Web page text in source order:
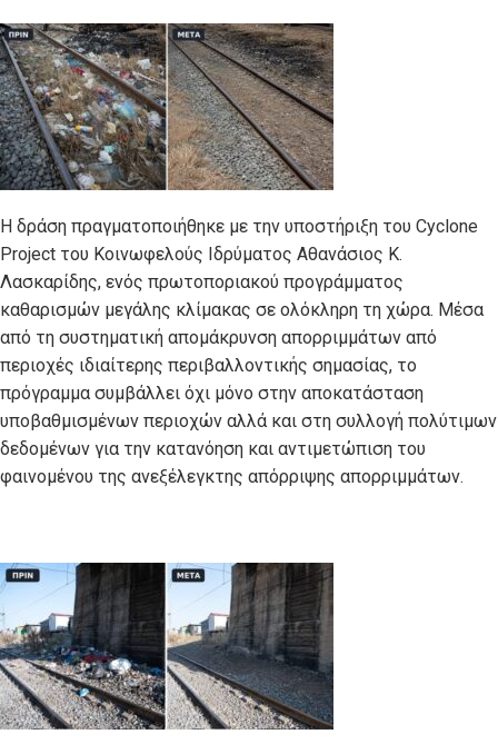
Η δράση πραγματοποιήθηκε με την υποστήριξη του Cyclone
Project του Κοινωφελούς Ιδρύματος Αθανάσιος Κ.
Λασκαρίδης, ενός πρωτοποριακού προγράμματος
καθαρισμών μεγάλης κλίμακας σε ολόκληρη τη χώρα. Μέσα
από τη συστηματική απομάκρυνση απορριμμάτων από
περιοχές ιδιαίτερης περιβαλλοντικής σημασίας, το
πρόγραμμα συμβάλλει όχι μόνο στην αποκατάσταση
υποβαθμισμένων περιοχών αλλά και στη συλλογή πολύτιμων
δεδομένων για την κατανόηση και αντιμετώπιση του
φαινομένου της ανεξέλεγκτης απόρριψης απορριμμάτων.